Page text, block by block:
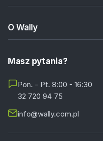
O Wally
Masz pytania?
Pon. - Pt. 8:00 - 16:30
32 720 94 75
info@wally.com.pl